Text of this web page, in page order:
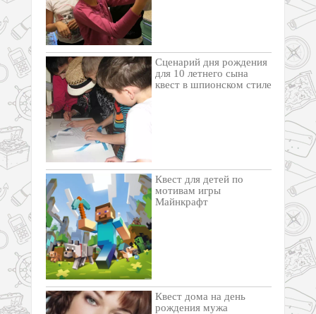
Сценарий дня рождения
для 10 летнего сына
квест в шпионском стиле
Квест для детей по
мотивам игры
Майнкрафт
Квест дома на день
рождения мужа